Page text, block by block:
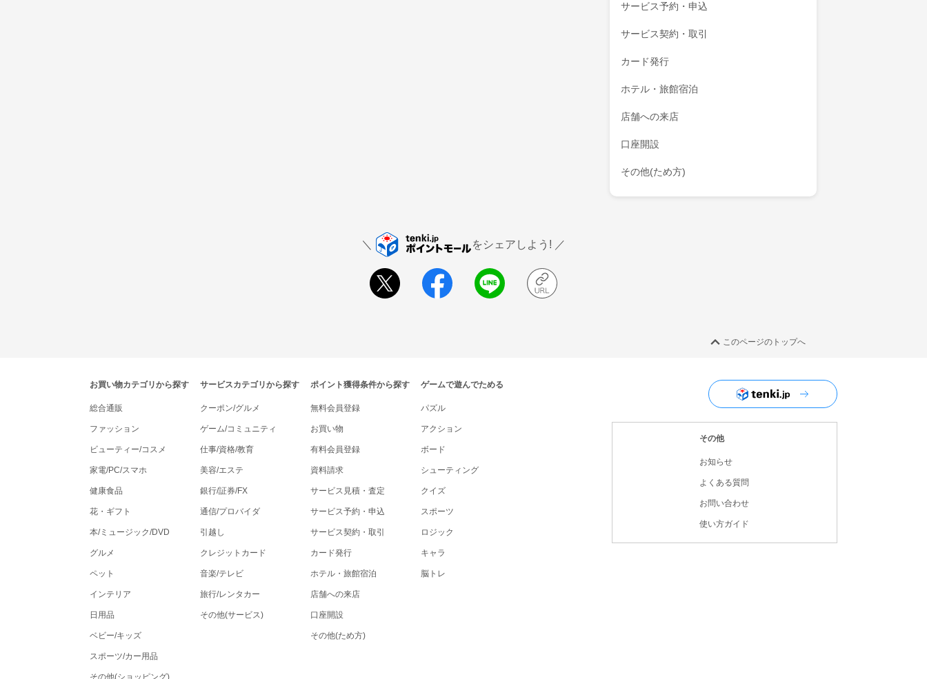
サービス予約・申込
サービス契約・取引
カード発行
ホテル・旅館宿泊
店舗への来店
口座開設
その他(ため方)
をシェアしよう!
このページのトップへ
tenki.jpポイントモールナビゲーション
お買い物カテゴリから探す
総合通販
ファッション
ビューティー/コスメ
家電/PC/スマホ
健康食品
花・ギフト
本/ミュージック/DVD
グルメ
ペット
インテリア
日用品
ベビー/キッズ
スポーツ/カー用品
その他(ショッピング)
サービスカテゴリから探す
クーポン/グルメ
ゲーム/コミュニティ
仕事/資格/教育
美容/エステ
銀行/証券/FX
通信/プロバイダ
引越し
クレジットカード
音楽/テレビ
旅行/レンタカー
その他(サービス)
ポイント獲得条件から探す
無料会員登録
お買い物
有料会員登録
資料請求
サービス見積・査定
サービス予約・申込
サービス契約・取引
カード発行
ホテル・旅館宿泊
店舗への来店
口座開設
その他(ため方)
ゲームで遊んでためる
パズル
アクション
ボード
シューティング
クイズ
スポーツ
ロジック
キャラ
脳トレ
ユーザーナビゲーション
その他
お知らせ
よくある質問
お問い合わせ
使い方ガイド